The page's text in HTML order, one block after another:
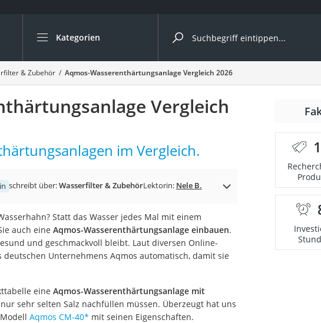
Kategorien
Die beliebtesten Vergleiche nach Kategorie
Haushalt
Wassersprudler
Zentralstaubsauger
Brotbackautomat
Wäschespinne
Akku-Staubsauger
Eierkocher
AEG-Waschmaschine
Handstaubsauger
Milchaufschäumer
& Zubehör Aqmos-Wasserenthärtungsanlage Vergleich 2026
Vergleich
im Vergleich.
schreibt über:Wasserfilter & ZubehörLektorin: Nele B.
Statt das Wasser jedes Mal mit einem
auch eine Aqmos-Wasserenthärtungsanlage einbauen.
und geschmackvoll bleibt. Laut diversen Online-
Unternehmens Aqmos automatisch, damit sie
eine Aqmos-Wasserenthärtungsanlage mit
sehr selten Salz nachfüllen müssen. Überzeugt hat uns
Aqmos CM-40* mit seinen Eigenschaften.